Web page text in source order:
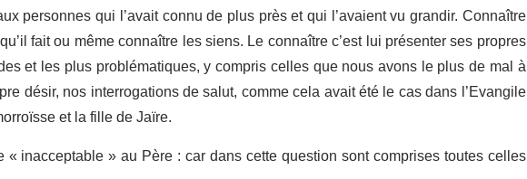
personnes qui l’avait connu de plus près et qui l’avaient vu grandir. Connaître
fait ou même connaître les siens. Le connaître c’est lui présenter ses propres
et les plus problématiques, y compris celles que nous avons le plus de mal à
désir, nos interrogations de salut, comme cela avait été le cas dans l’Evangile
et la fille de Jaïre.
« inacceptable » au Père : car dans cette question sont comprises toutes celles